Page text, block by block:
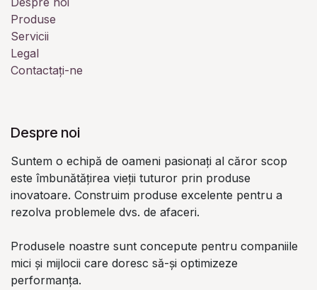
Produse
Servicii
Legal
Contactați-ne
Despre noi
Suntem o echipă de oameni pasionați al căror scop
este îmbunătățirea vieții tuturor prin produse
inovatoare. Construim produse excelente pentru a
rezolva problemele dvs. de afaceri.
Produsele noastre sunt concepute pentru companiile
mici și mijlocii care doresc să-și optimizeze
performanța.